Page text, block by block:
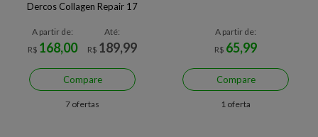
Dercos Collagen Repair 17
A partir de:
R$ 168,00
Até:
R$ 189,99
Compare
7 ofertas
A partir de:
R$ 65,99
Compare
1 oferta